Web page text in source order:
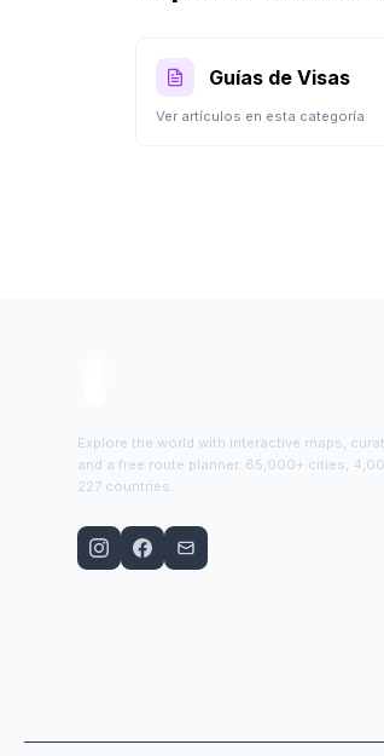
Guías de Visas
Ver artículos en esta categoría
Explore the world with interactive maps,
and a free route planner. 65,000+ cities,
227 countries.